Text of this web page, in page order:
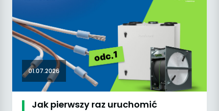
01.07.2026
Jak pierwszy raz uruchomić